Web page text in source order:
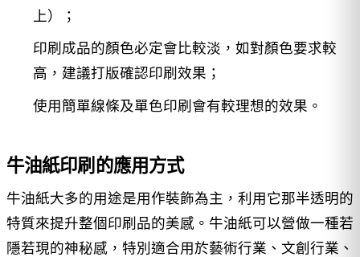
上）；
印刷成品的顏色必定會比較淡，如對顏色要求較
高，建議打版確認印刷效果；
使用簡單線條及單色印刷會有較理想的效果。
牛油紙印刷的應用方式
牛油紙大多的用途是用作裝飾為主，利用它那半透明的
特質來提升整個印刷品的美感。牛油紙可以營做一種若
隱若現的神秘感，特別適合用於藝術行業、文創行業、